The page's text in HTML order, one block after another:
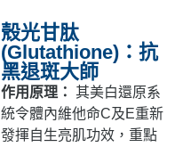
殼光甘肽
(Glutathione)：抗
黑退斑大師
作用原理： 其美白還原系
統令體內維他命C及E重新
發揮自生亮肌功效，重點